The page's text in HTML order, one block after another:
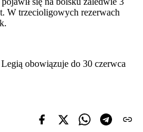
W trzecioligowych rezerwach
obowiązuje do 30 czerwca